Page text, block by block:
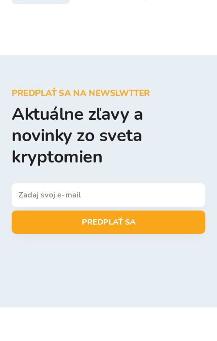
PREDPLAŤ SA NA NEWSLWTTER
Aktuálne zľavy a
novinky zo sveta
kryptomien
PREDPLAŤ SA